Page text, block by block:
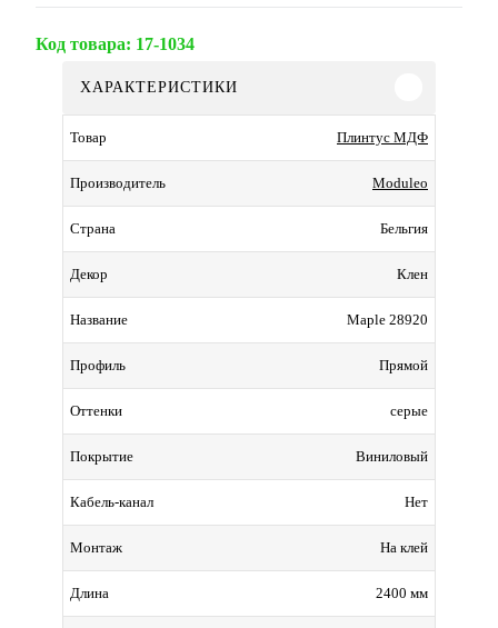
Код товара: 17-1034
ХАРАКТЕРИСТИКИ
Товар Плинтус МДФ
Производитель Moduleo
Страна Бельгия
Декор Клен
Название Maple 28920
Профиль Прямой
Оттенки серые
Покрытие Виниловый
Кабель-канал Нет
Монтаж На клей
Длина 2400 мм